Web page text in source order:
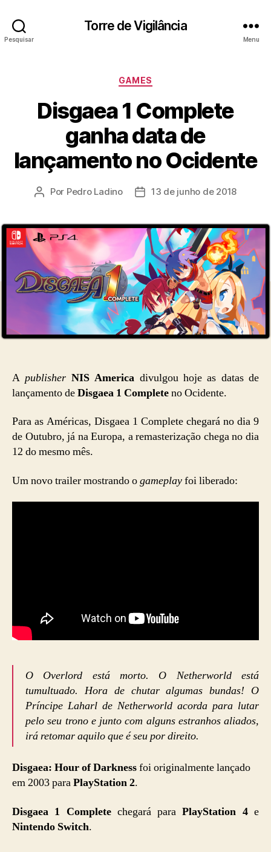
Pesquisar
Torre de Vigilância
Menu
Categorias
GAMES
Disgaea 1 Complete
ganha data de
lançamento no Ocidente
Autor
Por Pedro Ladino
Data13 de junho de 2018
Apublisher NIS America divulgou hoje as datas de
lançamento deDisgaea 1 Completeno Ocidente.
Para as Américas, Disgaea 1 Complete chegará no dia 9
de Outubro, já na Europa, a remasterização chega no dia
12 do mesmo mês.
Um novo trailer mostrando ogameplayfoi liberado:
O Overlord está morto. O Netherworld está
tumultuado. Hora de chutar algumas bundas! O
Príncipe Laharl de Netherworld acorda para lutar
pelo seu trono e junto com alguns estranhos aliados,
irá retomar aquilo que é seu por direito.
Disgaea: Hour of Darknessfoi originalmente lançado
em 2003 paraPlayStation 2.
Disgaea 1 Completechegará paraPlayStation 4e
Nintendo Switch.